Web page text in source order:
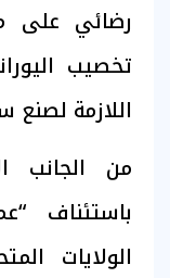
رضائي على
اللازمة لصنع
من الجانب
باستئناف
الولايات